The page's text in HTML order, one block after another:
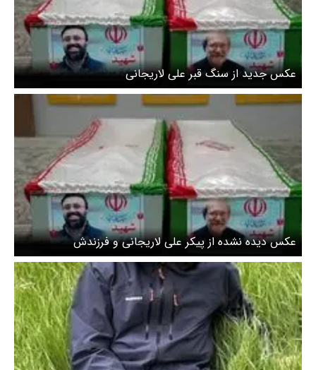
عکس جدید از سنگ قبر علی لاریجانی
عکس دیده نشده از پیکر علی لاریجانی و فرزندش